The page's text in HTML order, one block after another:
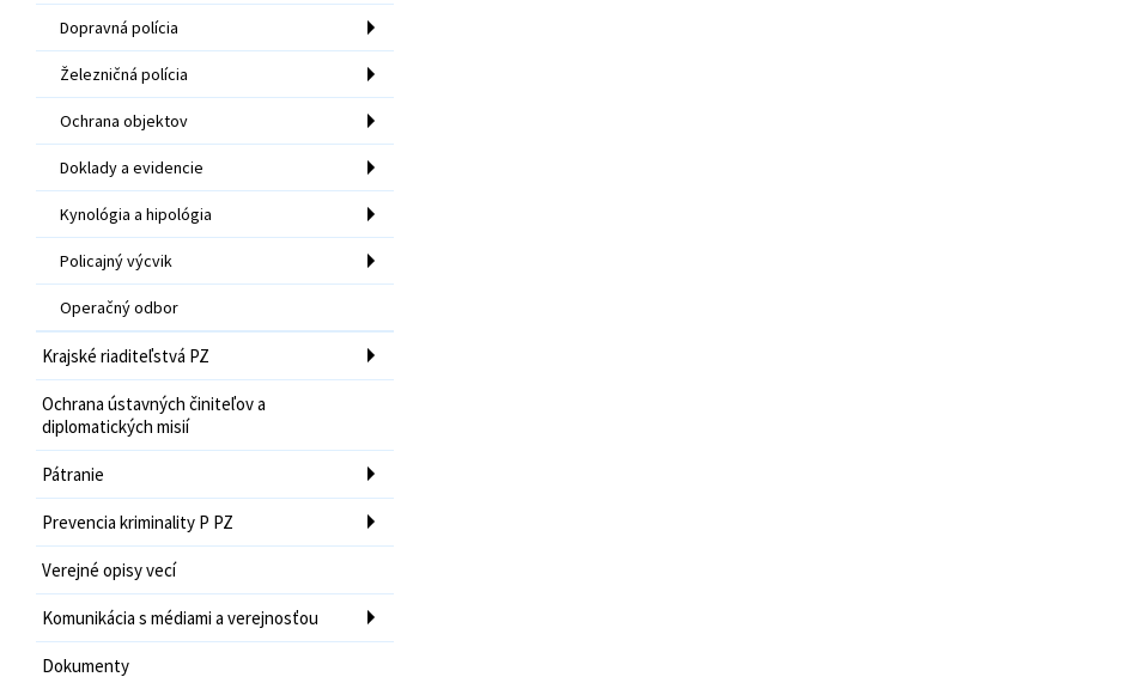
Dopravná polícia
Železničná polícia
Ochrana objektov
Doklady a evidencie
Kynológia a hipológia
Policajný výcvik
Operačný odbor
Krajské riaditeľstvá PZ
Ochrana ústavných činiteľov a
diplomatických misií
Pátranie
Prevencia kriminality P PZ
Verejné opisy vecí
Komunikácia s médiami a verejnosťou
Dokumenty